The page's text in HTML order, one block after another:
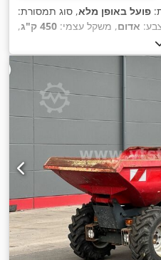
פועל באופן מלא, סוג תמסורת:
אדום, משקל עצמי: 450 ק"ג
,
מספר מושבים:
מ"ק, שנת ייצור:2016 ,